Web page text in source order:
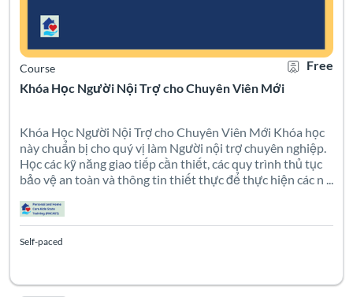
Khóa Học Người Nội Trợ cho Chuyên Viên Mới
Course Free
Khóa Học Người Nội Trợ cho Chuyên Viên Mới Khóa học
này chuẩn bị cho quý vị làm Người nội trợ chuyên nghiệp.
Học các kỹ năng giao tiếp cần thiết, các quy trình thủ tục
bảo vệ an toàn và thông tin thiết thực để thực hiện các n ...
Self-paced